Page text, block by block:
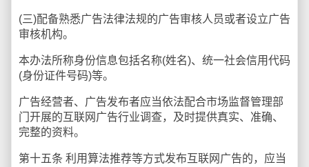
(三)配备熟悉广告法律法规的广告审核人员或者设立广告
审核机构。
本办法所称身份信息包括名称(姓名)、统一社会信用代码
(身份证件号码)等。
广告经营者、广告发布者应当依法配合市场监督管理部
门开展的互联网广告行业调查，及时提供真实、准确、
完整的资料。
第十五条 利用算法推荐等方式发布互联网广告的，应当